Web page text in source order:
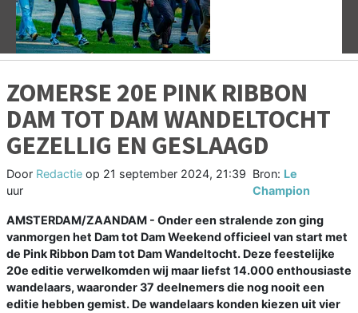
ZOMERSE 20E PINK RIBBON
DAM TOT DAM WANDELTOCHT
GEZELLIG EN GESLAAGD
Door Redactie op 21 september 2024, 21:39
uur
Bron: Le
Champion
AMSTERDAM/ZAANDAM - Onder een stralende zon ging
vanmorgen het Dam tot Dam Weekend officieel van start met
de Pink Ribbon Dam tot Dam Wandeltocht. Deze feestelijke
20e editie verwelkomden wij maar liefst 14.000 enthousiaste
wandelaars, waaronder 37 deelnemers die nog nooit een
editie hebben gemist. De wandelaars konden kiezen uit vier